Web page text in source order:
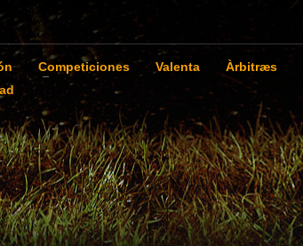
Competiciones Valenta Àrbitræs